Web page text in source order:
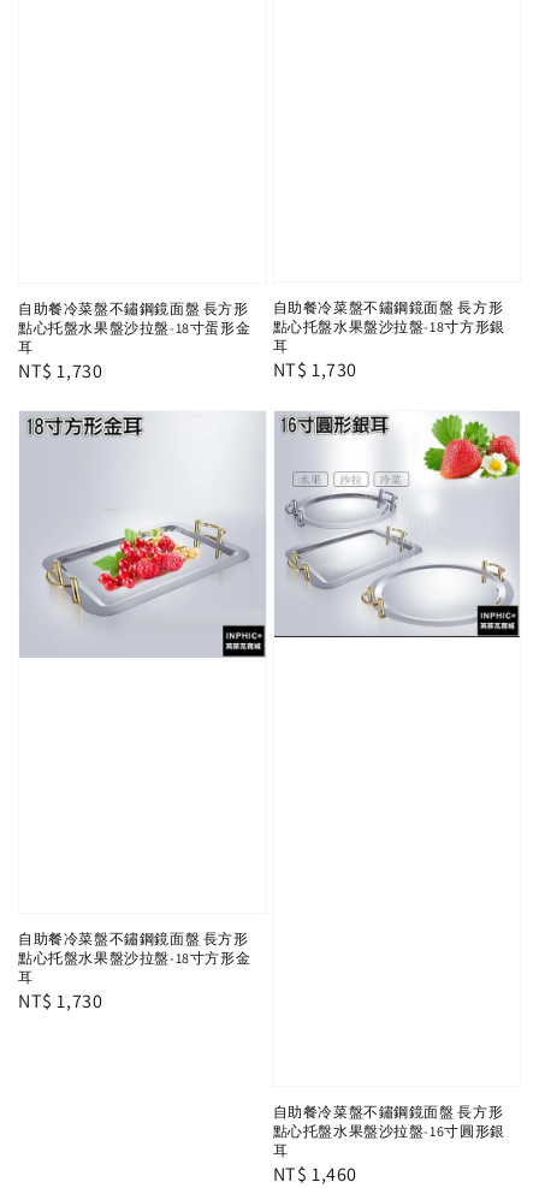
自助餐冷菜盤不鏽鋼鏡面盤 長方形
點心托盤水果盤沙拉盤-18寸蛋形金
耳
Regular
NT$ 1,730
自助餐冷菜盤不鏽鋼鏡面盤 長方形
點心托盤水果盤沙拉盤-18寸方形銀
耳
Regular
NT$ 1,730
自助餐冷菜盤不鏽鋼鏡面盤 長方形
點心托盤水果盤沙拉盤-18寸方形金
耳
Regular
NT$ 1,730
自助餐冷菜盤不鏽鋼鏡面盤 長方形
點心托盤水果盤沙拉盤-16寸圓形銀
耳
Regular
NT$ 1,460